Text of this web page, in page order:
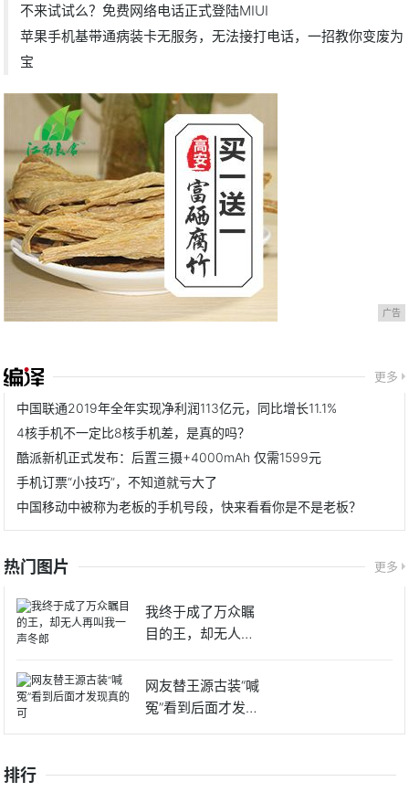
不来试试么？免费网络电话正式登陆MIUI
苹果手机基带通病装卡无服务，无法接打电话，一招教你变废为
宝
广告
更多
中国联通2019年全年实现净利润113亿元，同比增长11.1%
4核手机不一定比8核手机差，是真的吗？
酷派新机正式发布：后置三摄+4000mAh 仅需1599元
手机订票“小技巧”，不知道就亏大了
中国移动中被称为老板的手机号段，快来看看你是不是老板？
热门图片 更多
我终于成了万众瞩
目的王，却无人再
网友替王源古装“喊
冤”看到后面才发现
真的
排行